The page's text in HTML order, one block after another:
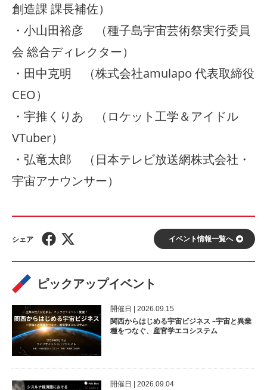
創造課 課長補佐）
・小山田裕彦 （種子島宇宙芸術祭実行委員
会 総合ディレクター）
・田中克明 （株式会社amulapo 代表取締役
CEO）
・宇推くりあ （ロケット工学＆アイドル
VTuber）
・弘竜太郎 （日本テレビ放送網株式会社・
宇宙アナウンサー）
イベント情報⼀覧へ
ピックアップイベント
開催⽇ | 2026.09.15
関西からはじめる宇宙ビジネス –宇宙と異業
種をつなぐ、産官学エコシステム
開催⽇ | 2026.09.04